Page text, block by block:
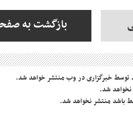
بازگشت به
توسط خبرگزاری در وب منتشر خواهد شد.
نخواهد شد.
باشد منتشر نخواهد شد.